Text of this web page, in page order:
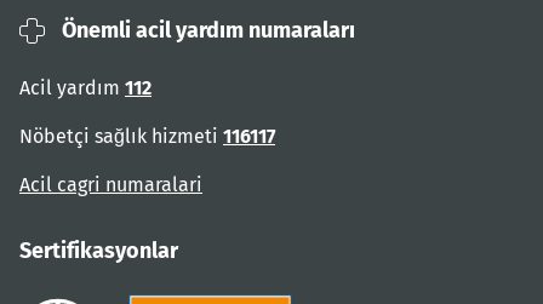
Önemli acil yardım numaraları
Acil yardım 112
Nöbetçi sağlık hizmeti 116117
Acil cagri numaralari
Sertifikasyonlar